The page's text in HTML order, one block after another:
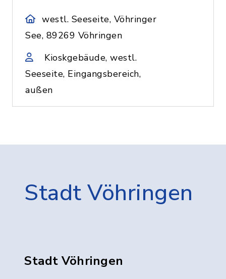
westl. Seeseite, Vöhringer
See, 89269 Vöhringen
Kioskgebäude, westl.
Seeseite, Eingangsbereich,
außen
Stadt Vöhringen
Stadt Vöhringen